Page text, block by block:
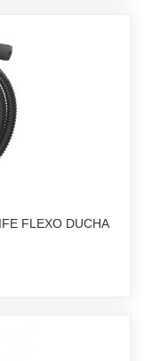
FLEXO DUCHA